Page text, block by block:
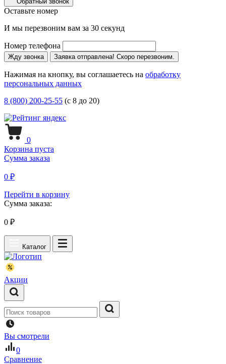
Оставьте номер
И мы перезвоним вам за 30 секунд
Номер телефона
Жду звонка Заявка отправлена! Скоро перезвоним.
Нажимая на кнопку, вы соглашаетесь на обработку
персональных данных
8 (800) 200-25-55 (с 8 до 20)
0
Корзина пуста
Сумма заказа
0 ₽
Перейти в корзину
Сумма заказа:
0 ₽
Каталог
Акции
Вы смотрели
0
Сравнение